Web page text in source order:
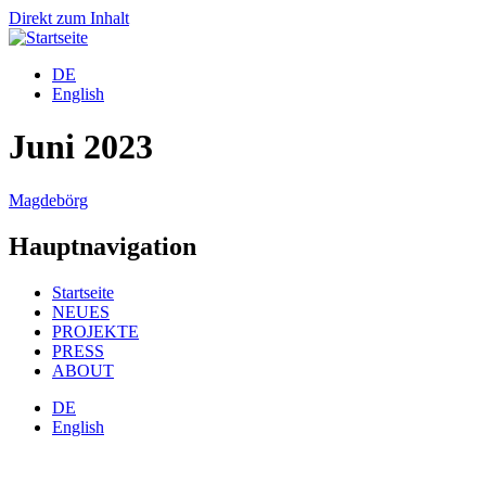
Direkt zum Inhalt
DE
English
Juni 2023
Magdebörg
Hauptnavigation
Startseite
NEUES
PROJEKTE
PRESS
ABOUT
DE
English